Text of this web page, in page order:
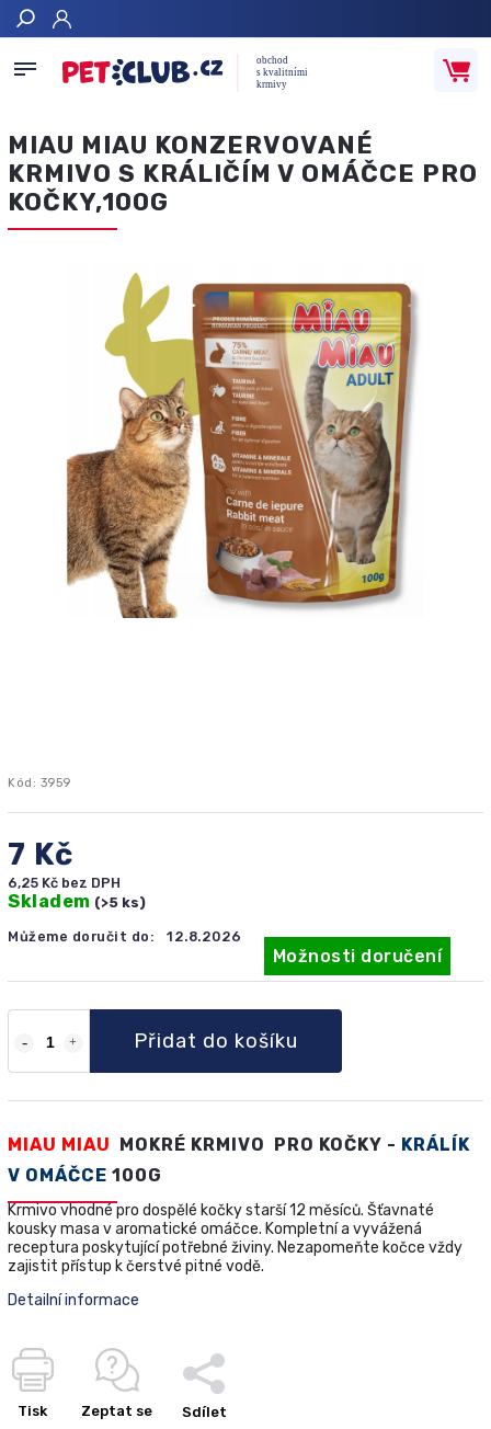
Hledat
MIAU MIAU KONZERVOVANÉ
KRMIVO S KRÁLIČÍM V OMÁČCE PRO
KOČKY,100G
Kód: 3959
7 Kč
6,25 Kč bez DPH
Skladem (>5 ks)
Můžeme doručit do: 12.8.2026
Možnosti doručení
Přidat do košíku
MIAU MIAU MOKRÉ KRMIVO PRO KOČKY - KRÁLÍK
V OMÁČCE 100G
Krmivo vhodné pro dospělé kočky starší 12 měsíců. Šťavnaté
kousky masa v aromatické omáčce. Kompletní a vyvážená
receptura poskytující potřebné živiny. Nezapomeňte kočce vždy
zajistit přístup k čerstvé pitné vodě.
Detailní informace
Tisk Zeptat se Sdílet